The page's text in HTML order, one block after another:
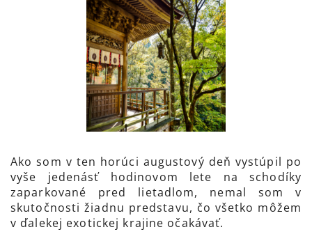
Ako som v ten horúci augustový deň vystúpil po
vyše jedenásť hodinovom lete na schodíky
zaparkované pred lietadlom, nemal som v
skutočnosti žiadnu predstavu, čo všetko môžem
v ďalekej exotickej krajine očakávať.